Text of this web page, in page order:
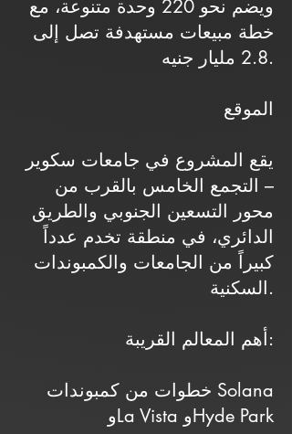
ويضم نحو 220 وحدة متنوعة، مع
خطة مبيعات مستهدفة تصل إلى
2.8 مليار جنيه.
الموقع
يقع المشروع في جامعات سكوير
– التجمع الخامس بالقرب من
محور التسعين الجنوبي والطريق
الدائري، في منطقة تخدم عدداً
كبيراً من الجامعات والكمبوندات
السكنية.
أهم المعالم القريبة:
خطوات من كمبوندات Solana
وLa Vista وHyde Park